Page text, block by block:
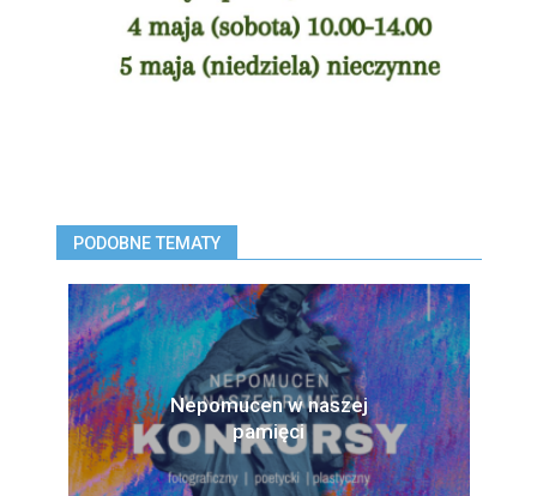
PODOBNE TEMATY
Nepomucen w naszej
pamięci